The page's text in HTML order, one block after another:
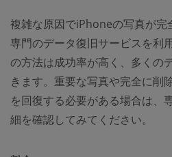
複雑な原因でiPhoneの写真が完
専門のデータ復旧サービスを利
の方法は成功率が高く、多くの
きます。重要な写真や完全に削
を回復する必要がある場合は、
細を確認してみてください。